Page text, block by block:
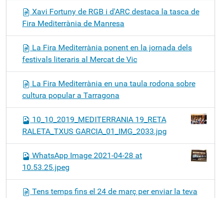
Xavi Fortuny de RGB i d'ARC destaca la tasca de
Fira Mediterrània de Manresa
La Fira Mediterrània ponent en la jornada dels
festivals literaris al Mercat de Vic
La Fira Mediterrània en una taula rodona sobre
cultura popular a Tarragona
10_10_2019_MEDITERRANIA 19_RETA
RALETA_TXUS GARCIA_01_IMG_2033.jpg
WhatsApp Image 2021-04-28 at
10.53.25.jpeg
Tens temps fins el 24 de març per enviar la teva